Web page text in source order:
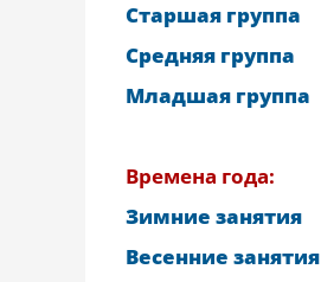
Старшая группа
Средняя группа
Младшая группа
Времена года:
Зимние занятия
Весенние занятия